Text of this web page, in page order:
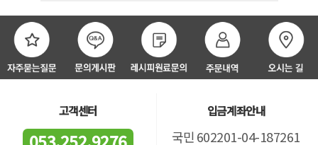
고객센터 입금계좌안내
국민 602201-04-187261